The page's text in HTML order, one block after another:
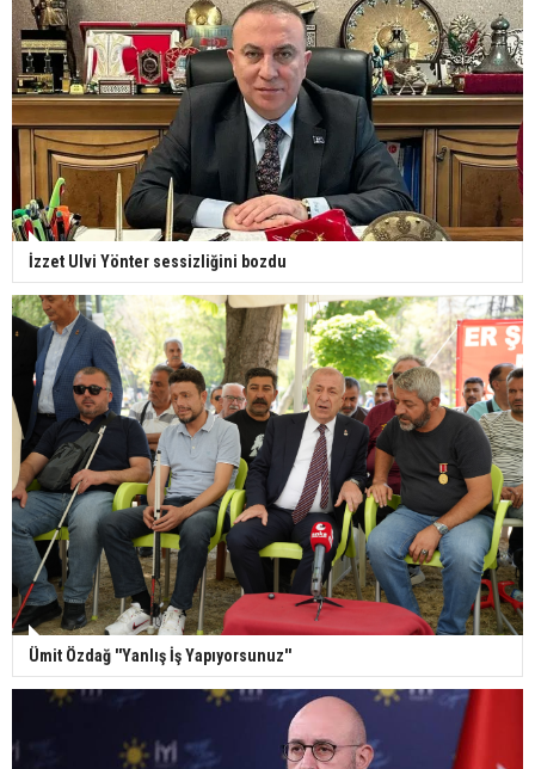
İzzet Ulvi Yönter sessizliğini bozdu
Ümit Özdağ ''Yanlış İş Yapıyorsunuz''